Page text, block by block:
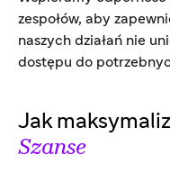
zespołów, aby
naszych działań nie
dostępu do
Jak
Szanse